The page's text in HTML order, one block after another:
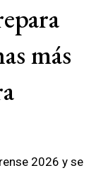
más
2026 y se